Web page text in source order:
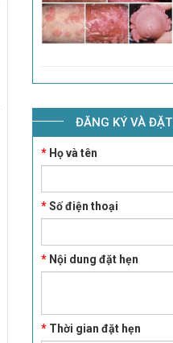
ĐĂNG KÝ VÀ
*Họ và tên
*Số điện thoại
*Nội dung đặt hẹn
*Thời gian đặt hẹn